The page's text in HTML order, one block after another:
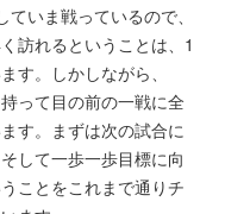
いま戦っているので、
訪れるということは、1
す。しかしながら、
って目の前の一戦に全
す。まずは次の試合に
して一歩一歩目標に向
ことをこれまで通りチ